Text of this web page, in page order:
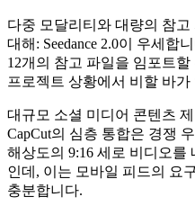
다중 모달리티와 대량의 참
대해: Seedance 2.0이 우세합
12개의 참고 파일을 임포트
프로젝트 상황에서 비할 바가
대규모 소셜 미디어 콘텐츠 제
CapCut의 심층 통합은 경쟁
해상도의 9:16 세로 비디오를
인데, 이는 모바일 피드의 요
충분합니다.